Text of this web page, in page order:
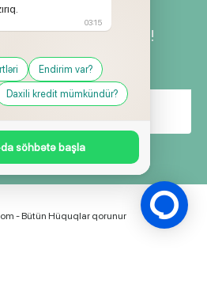
ilk siz xəbərdar olun!
- Bütün Hüquqlar qorunur
03:15
Endirim var?
Daxili kredit mümkündür?
söhbətə başla